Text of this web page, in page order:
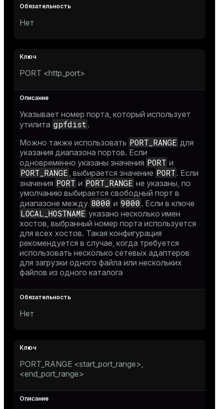
Нет
PORT <http_port>
Указывает номер порта, который использует
утилита gpfdist .
Можно также использовать PORT_RANGE для
указания диапазона портов. Если
одновременно указаны значения PORT и
PORT_RANGE , выбирается значение PORT . Если
значения PORT и PORT_RANGE не указаны, по
умолчанию выбирается свободный порт в
диапазоне между 8000 и 9000 . Если в ключе
LOCAL_HOSTNAME указано несколько имен
хостов, выбранный номер порта используется
для всех хостов. Такая конфигурация
рекомендуется в случае, когда требуется
использовать несколько сетевых адаптеров
для загрузки одного файла или нескольких
файлов из одного каталога
Нет
PORT_RANGE <start_port_range>,
<end_port_range>